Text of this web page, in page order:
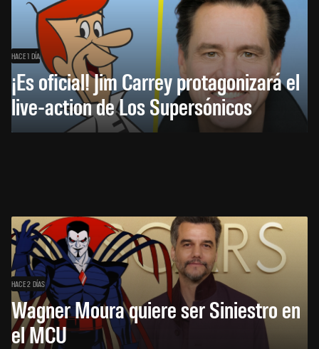
HACE 1 DÍA
¡Es oficial! Jim Carrey protagonizará el
live-action de Los Supersónicos
HACE 2 DÍAS
Wagner Moura quiere ser Siniestro en
el MCU